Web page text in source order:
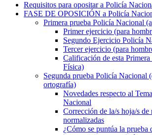
Requisitos para opositar a Policía
FASE DE OPOSICIÓN a Policía
Primera prueba Policía Nacional
Primer ejercicio (para
Segundo Ejercicio Policía
Tercer ejercicio (para
Calificación de esta
Física)
Segunda prueba Policía Nacional
ortografía)
Novedades respecto al
Nacional
Corrección de la/s hoja/s de
normalizadas
¿Cómo se puntúa la prueba